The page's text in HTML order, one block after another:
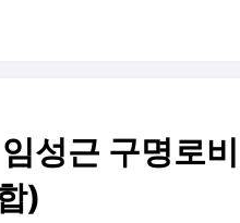
성근 구명로
)